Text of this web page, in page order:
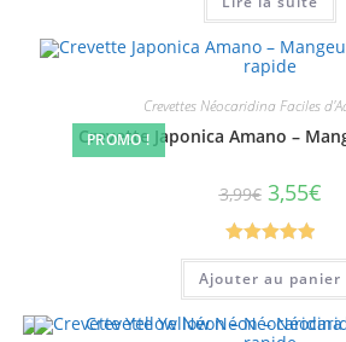
sur 5
PROMO !
rapide
Crevettes Néocaridina Faciles
Crevette Japonica Amano –
3,99€ 3,55€
Note5.00
sur 5
Ajouter au panier